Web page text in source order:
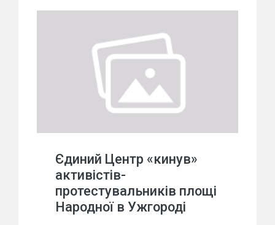
Єдиний Центр «кинув»
активістів-
протестувальників площі
Народної в Ужгороді